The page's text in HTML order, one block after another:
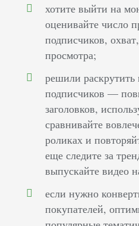
хотите выйти на
оценивайте число
подписчиков,
просмотра;
решили
подписчиков —
заголовков,
сравнивайте
роликах и
еще следите за
выпускайте видео
если нужно
покупателей,